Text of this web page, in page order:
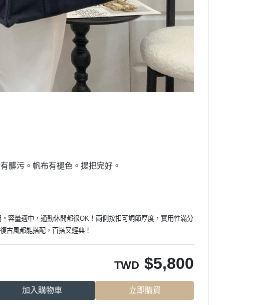
髒污。帆布有褪色。提把完好。
容量適中，通勤休閒都很OK！兩側按扣可調節厚度，實用性滿分
古風都能搭配，百搭又經典！
TWD $5,800
加入購物車 立即購買